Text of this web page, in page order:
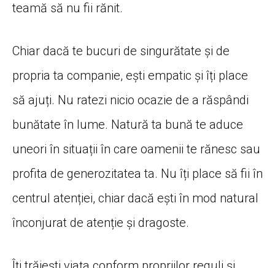
teamă să nu fii rănit.
Chiar dacă te bucuri de singurătate și de
propria ta companie, ești empatic și îți place
să ajuți. Nu ratezi nicio ocazie de a răspândi
bunătate în lume. Natură ta bună te aduce
uneori în situații în care oamenii te rănesc sau
profita de generozitatea ta. Nu îți place să fii în
centrul atenției, chiar dacă ești în mod natural
înconjurat de atenție și dragoste.